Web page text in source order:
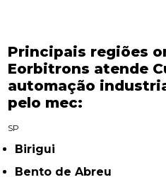
Principais regiões
Eorbitrons atende
automação
pelo mec:
SP
Birigui
Bento de Abreu